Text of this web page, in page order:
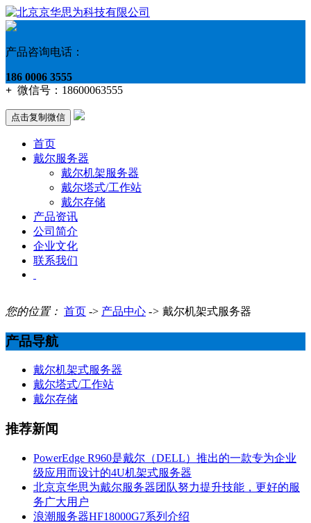
产品咨询电话：
186 0006 3555
+ 微信号： 18600063555
点击复制微信
首页
戴尔服务器
戴尔机架服务器
戴尔塔式/工作站
戴尔存储
产品资讯
公司简介
企业文化
联系我们
您的位置： 首页 -> 产品中心 -> 戴尔机架式服务器
产品导航
戴尔机架式服务器
戴尔塔式/工作站
戴尔存储
推荐新闻
PowerEdge R960是戴尔（DELL）推出的一款专为企业
级应用而设计的4U机架式服务器
北京京华思为戴尔服务器团队努力提升技能，更好的服
务广大用户
浪潮服务器HF18000G7系列介绍